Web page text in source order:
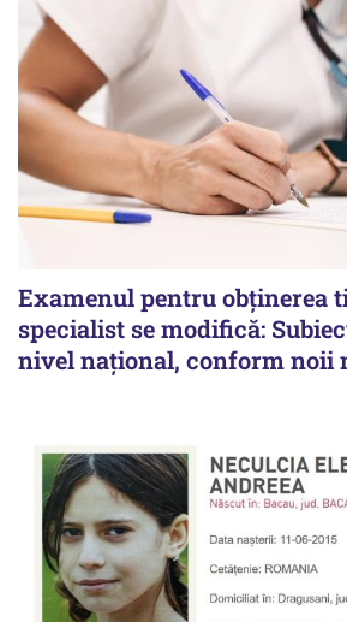
Examenul pentru obținerea
specialist se modifică:
nivel național, conform noii